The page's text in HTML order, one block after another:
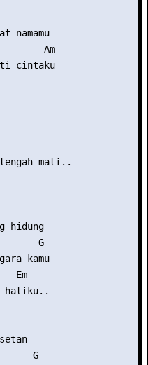
namamu
Am
cintaku
mati..
hidung
G
kamu
Em
hatiku..
G